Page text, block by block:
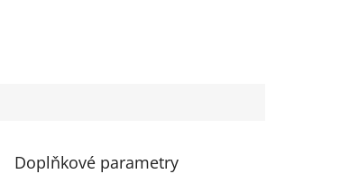
Doplňkové parametry